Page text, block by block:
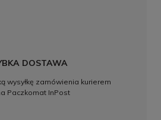
DOSTAWA
wysyłkę zamówienia kurierem
Paczkomat InPost